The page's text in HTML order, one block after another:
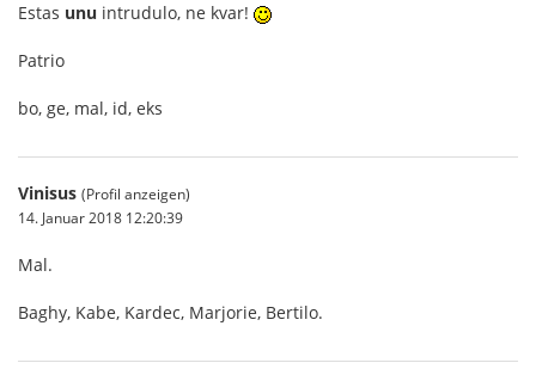
Estas unu intrudulo, ne kvar!
Patrio
bo, ge, mal, id, eks
Vinisus (Profil anzeigen)
14. Januar 2018 12:20:39
Mal.
Baghy, Kabe, Kardec, Marjorie, Bertilo.